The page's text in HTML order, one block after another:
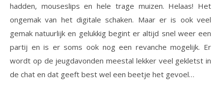
hadden, mouseslips en hele trage muizen. Helaas! Het
ongemak van het digitale schaken. Maar er is ook veel
gemak natuurlijk en gelukkig begint er altijd snel weer een
partij en is er soms ook nog een revanche mogelijk. Er
wordt op de jeugdavonden meestal lekker veel gekletst in
de chat en dat geeft best wel een beetje het gevoel…